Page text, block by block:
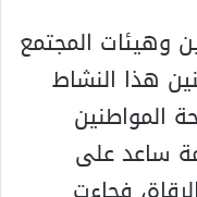
وهيئات المجتمع
هذا النشاط
المواطنين
ساعد على